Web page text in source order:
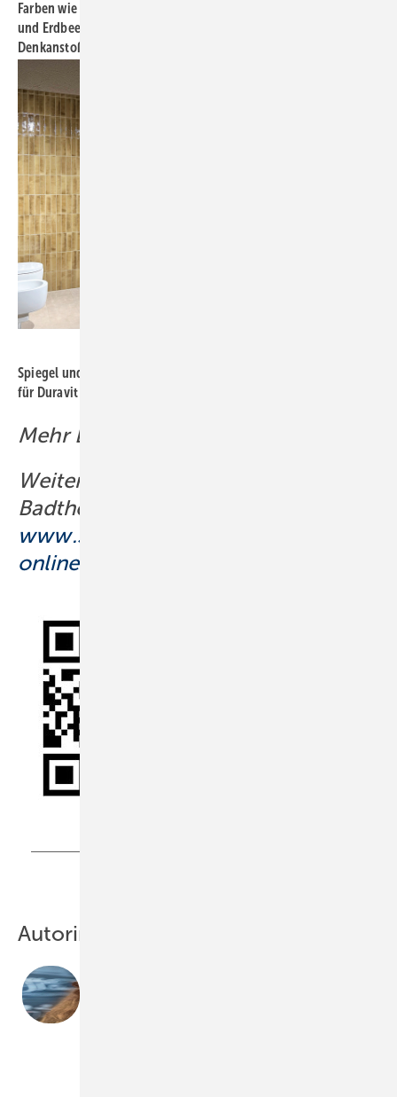
Farben wie ein glücklicher Sommertag mit ­Nuancen von Vanille-
und Erdbeereis unter blauem Sommerhimmel (EGE Hiera).
Denkanstoß: Darf Farbe im Bad nicht sogar heiter sein?
Spiegel und Waschbecken sind – wie hier von Patricia Urquiola
für Duravit – heutzutage gern rund.
Mehr Bad gestaltung online
Weitere Beiträge rund um
Badthemen online unter:
www.sbz-
online.de/tags/badgestaltung
Autorin